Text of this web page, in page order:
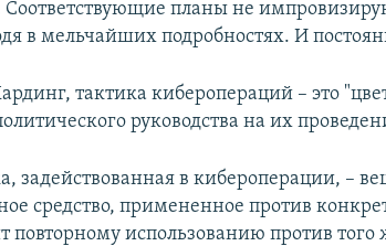
Соответствующие планы не
в мельчайших подробностях. И
тактика киберопераций – это
руководства на их
задействованная в кибероперации, –
средство, примененное против
повторному использованию против того